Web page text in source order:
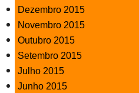
Dezembro 2015
Novembro 2015
Outubro 2015
Setembro 2015
Julho 2015
Junho 2015